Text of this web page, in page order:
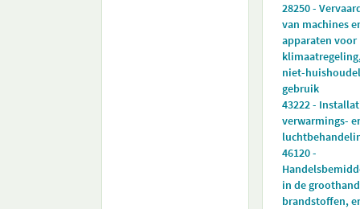
28250 -
van machines
apparaten voor
niet-
gebruik
43222 -
verwarmings-
46120 -
in de
brandstoffen,